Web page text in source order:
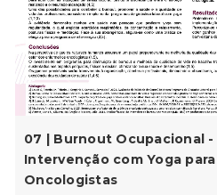
07 | Burnout Ocupacional -
Intervenção com Yoga
Oncologistas